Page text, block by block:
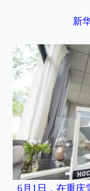
新
6月1日，在重庆